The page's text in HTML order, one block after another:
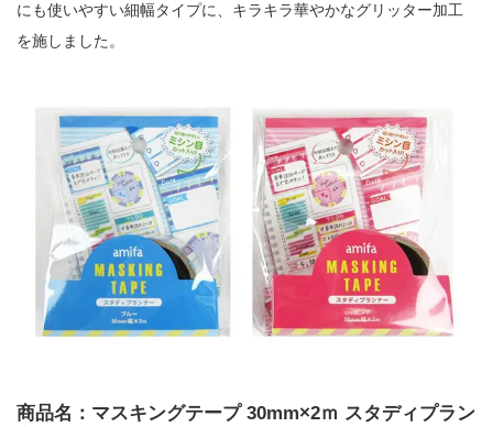
にも使いやすい細幅タイプに、キラキラ華やかなグリッター加工
を施しました。
商品名：マスキングテープ 30mm×2ｍ スタディプラン